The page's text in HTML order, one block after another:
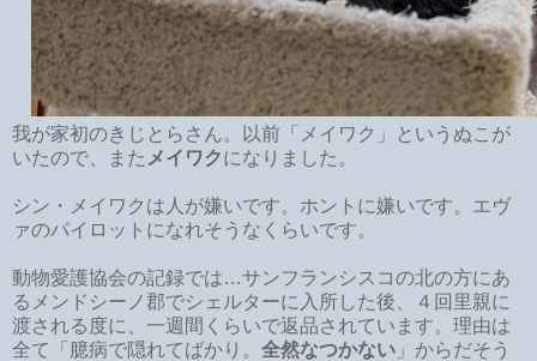
我が家初のきじとらさん。以前「メイワク」というぬこが
いたので、また メイワクになりました。
シン・メイワクは人が嫌いです。ホントに嫌いです。エヴ
ァのパイロットになれそうなくらいです。
動物愛護協会の記録では…サンフランシスコの北の方にあ
るメンドシーノ郡でシェルターに入所した後、４回里親に
渡される度に、一週間くらいで返品されています。理由は
全て「臆病で隠れてばかり。 全然なつかない 」からだそう